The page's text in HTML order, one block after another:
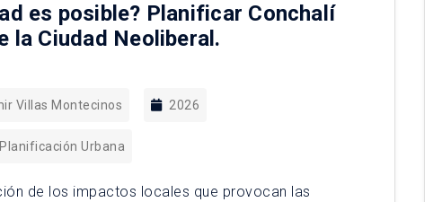
es posible? Planificar Conchalí
la Ciudad Neoliberal.
Villas Montecinos 2026
Urbana
de los impactos locales que provocan las